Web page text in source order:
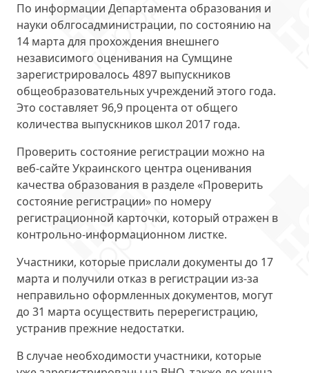
По информации Департамента образования и
науки облгосадминистрации, по состоянию на
14 марта для прохождения внешнего
независимого оценивания на Сумщине
зарегистрировалось 4897 выпускников
общеобразовательных учреждений этого года.
Это составляет 96,9 процента от общего
количества выпускников школ 2017 года.
Проверить состояние регистрации можно на
веб-сайте Украинского центра оценивания
качества образования в разделе «Проверить
состояние регистрации» по номеру
регистрационной карточки, который отражен в
контрольно-информационном листке.
Участники, которые прислали документы до 17
марта и получили отказ в регистрации из-за
неправильно оформленных документов, могут
до 31 марта осуществить перерегистрацию,
устранив прежние недостатки.
В случае необходимости участники, которые